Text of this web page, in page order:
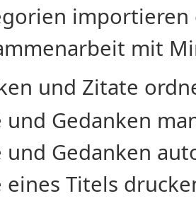
mit
und Zitate
und Gedanken
und Gedanken
eines Titels